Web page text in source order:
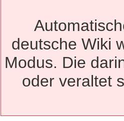
deutsche Wiki
Modus. Die
oder veraltet